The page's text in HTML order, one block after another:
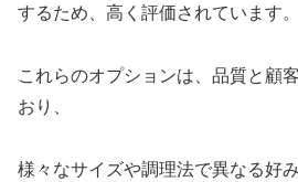
するため、高く評価されています。
これらのオプションは、品質と顧
おり、
様々なサイズや調理法で異なる好